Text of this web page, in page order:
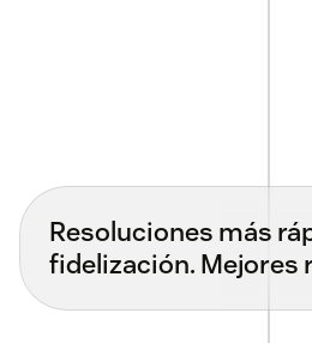
Resoluciones más
fidelización. Mejores